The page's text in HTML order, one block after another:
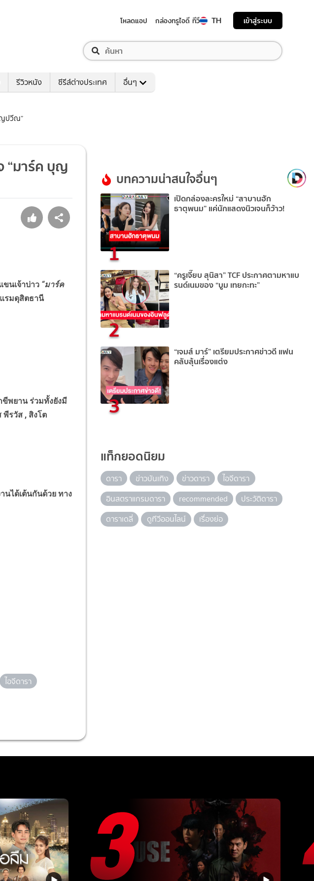
โหลดแอป กล่องทรูไอดี ทีวี TH เข้าสู่ระบบ
รีวิวหนัง ซีรีส์ต่างประเทศ อื่นๆ
ญปวีณ”
“มาร์ค บุญ
ขนเจ้าบ่าว “มาร์ค
รมดุสิตธานี
พยาน ร่วมทั้งยังมี
รวัส , สิงโต
ได้เต้นกันด้วย ทาง
ไอจีดารา
บทความน่าสนใจอื่นๆ
1
เปิดกล่องละครใหม่ “สาบานฮัก
ธาตุพนม” แค่นักแสดงนิวเจนก็ว้าว!
2
“ครูเจี๊ยบ สุนิสา” TCF ประกาศตามหาแบ
รนด์เนมของ “บูม เทยกะทะ”
3
“เจมส์ มาร์” เตรียมประกาศข่าวดี แฟน
คลับลุ้นเรื่องแต่ง
แท็กยอดนิยม
ดารา ข่าวบันเทิง ข่าวดารา
ไอจีดารา
อินสตราแกรมดารา
recommended
ประวัติดารา
ดาราเดลี่
ดูทีวีออนไลน์ เรื่องย่อ